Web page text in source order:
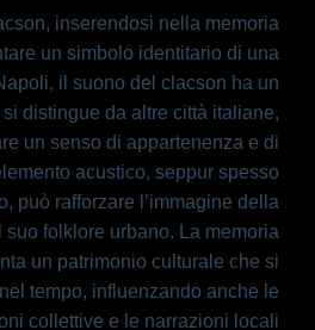
inserendosi nella memoria
un simbolo identitario di una
il suono del clacson ha un
distingue da altre città italiane,
un senso di appartenenza e di
acustico, seppur spesso
può rafforzare l’immagine della
folklore urbano. La memoria
un patrimonio culturale che si
tempo, influenzando anche le
collettive e le narrazioni locali.